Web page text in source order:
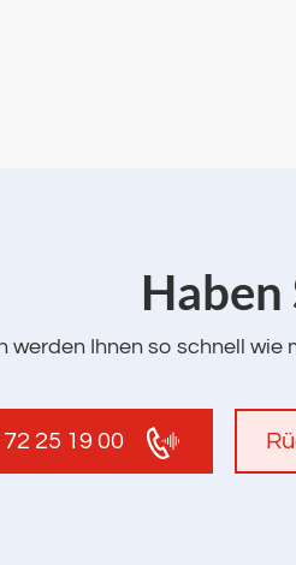
‌Haben
werden Ihnen so schnell
72 25 19 00